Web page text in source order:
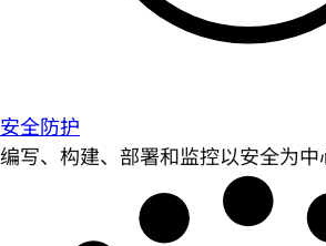
安全防护
编写、构建、部署和监控以安全为中